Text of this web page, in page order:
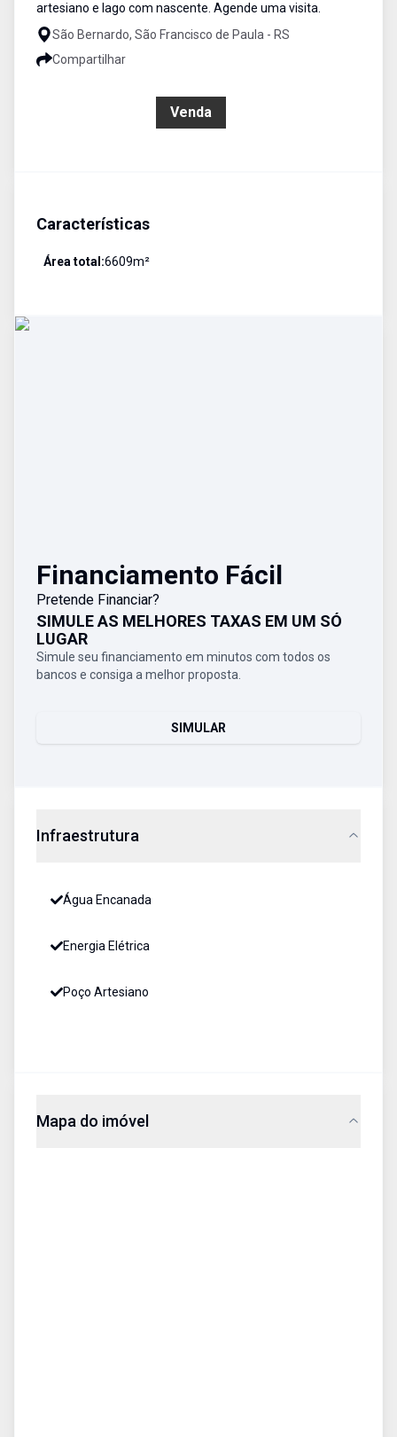
artesiano e lago com nascente. Agende uma visita.
São Bernardo, São Francisco de Paula - RS
Compartilhar
Venda
Características
Área total:6609m²
Financiamento Fácil
Pretende Financiar?
SIMULE AS MELHORES TAXAS EM UM SÓ
LUGAR
Simule seu financiamento em minutos com todos os
bancos e consiga a melhor proposta.
SIMULAR
Infraestrutura
Água Encanada
Energia Elétrica
Poço Artesiano
Mapa do imóvel